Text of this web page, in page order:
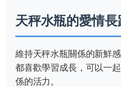
天秤水瓶的愛情
維持天秤水瓶關係的新鮮
都喜歡學習成長，可以一
係的活力。